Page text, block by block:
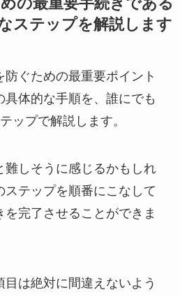
の最重要手続きである
ステップを解説します
ぐための最重要ポイント
体的な手順を、誰にでも
ップで解説します。
難しそうに感じるかもしれ
ステップを順番にこなして
完了させることができま
は絶対に間違えないよう